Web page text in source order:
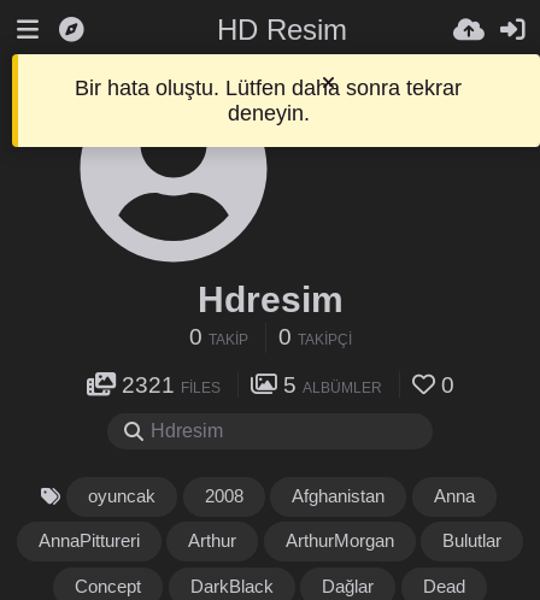
Bir hata oluştu. Lütfen daha sonra tekrar
deneyin.
HD Resim
Hdresim
0 TAKIP 0 TAKIPÇI
2321 FILES 5 ALBÜMLER 0
oyuncak 2008 Afghanistan Anna
AnnaPittureri Arthur ArthurMorgan Bulutlar
Concept DarkBlack Dağlar Dead